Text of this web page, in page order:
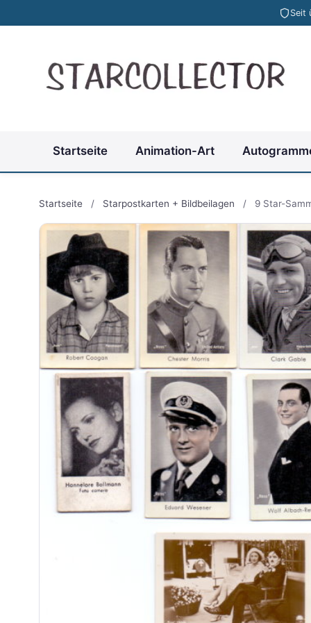
Seit
Startseite Animation-Art
Startseite / Starpostkarten + Bildbeilagen / 9 Star-